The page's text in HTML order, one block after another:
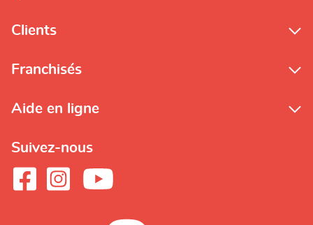
Clients
Franchisés
Aide en ligne
Suivez-nous